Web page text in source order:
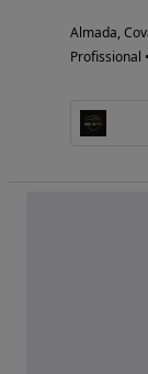
Almada,
Profissional